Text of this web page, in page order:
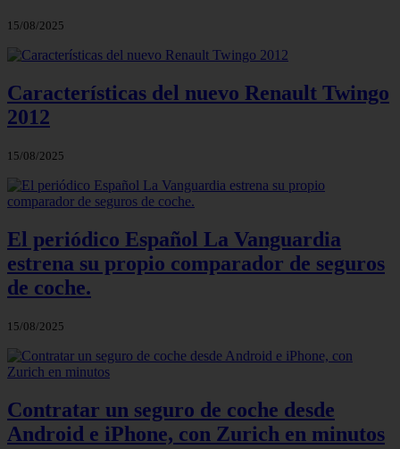
15/08/2025
Características del nuevo Renault Twingo
2012
15/08/2025
El periódico Español La Vanguardia
estrena su propio comparador de seguros
de coche.
15/08/2025
Contratar un seguro de coche desde
Android e iPhone, con Zurich en minutos